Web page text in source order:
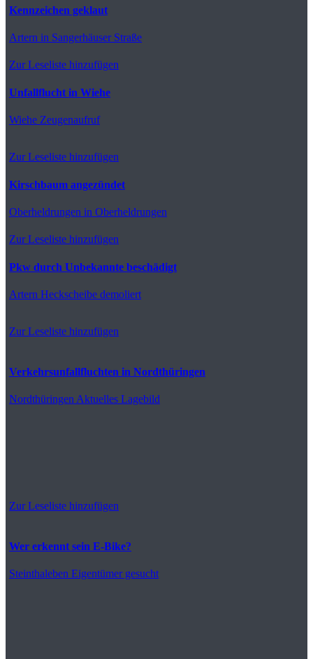
Kennzeichen geklaut
Artern in Sangerhäuser Straße
Zur Leseliste hinzufügen
Unfallflucht in Wiehe
Wiehe Zeugenaufruf
Zur Leseliste hinzufügen
Kirschbaum angezündet
Oberheldrungen in Oberheldrungen
Zur Leseliste hinzufügen
Pkw durch Unbekannte beschädigt
Artern Heckscheibe demoliert
Zur Leseliste hinzufügen
Verkehrsunfallfluchten in Nordthüringen
Nordthüringen Aktuelles Lagebild
Zur Leseliste hinzufügen
Wer erkennt sein E-Bike?
Steinthaleben Eigentümer gesucht